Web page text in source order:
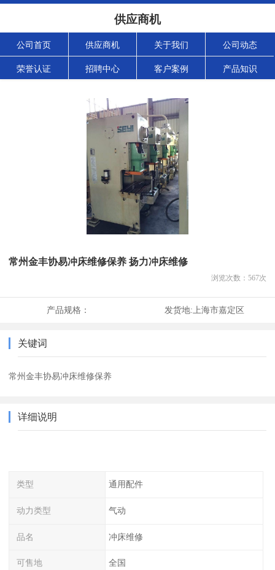
供应商机
公司首页 供应商机 关于我们 公司动态
荣誉认证 招聘中心 客户案例 产品知识
常州金丰协易冲床维修保养 扬力冲床维修
浏览次数： 567次
产品规格： 发货地: 上海市嘉定区
关键词
常州金丰协易冲床维修保养
详细说明
类型 通用配件
动力类型 气动
品名 冲床维修
可售地 全国